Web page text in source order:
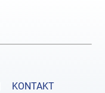
KONTAKT